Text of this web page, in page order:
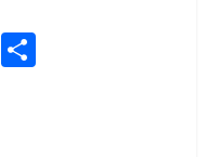
Pr
in